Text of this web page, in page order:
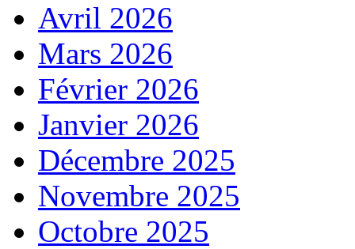
Avril 2026
Mars 2026
Février 2026
Janvier 2026
Décembre 2025
Novembre 2025
Octobre 2025